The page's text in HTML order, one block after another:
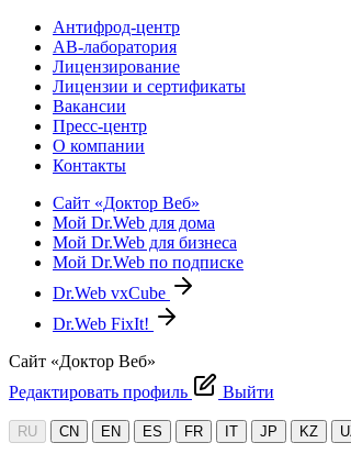
Антифрод-центр
АВ-лаборатория
Лицензирование
Лицензии и сертификаты
Вакансии
Пресс-центр
О компании
Контакты
Сайт «Доктор Веб»
Мой Dr.Web для дома
Мой Dr.Web для бизнеса
Мой Dr.Web по подписке
Dr.Web vxCube
Dr.Web FixIt!
Сайт «Доктор Веб»
Редактировать профиль
Выйти
RU CN EN ES FR IT JP KZ